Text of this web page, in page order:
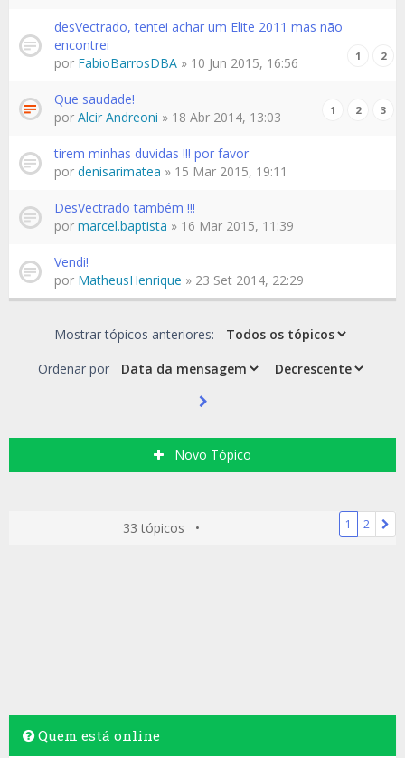
desVectrado, tentei achar um Elite 2011 mas não
encontrei
1 2
por FabioBarrosDBA » 10 Jun 2015, 16:56
Que saudade!
1 2 3
por Alcir Andreoni » 18 Abr 2014, 13:03
tirem minhas duvidas !!! por favor
por denisarimatea » 15 Mar 2015, 19:11
DesVectrado também !!!
por marcel.baptista » 16 Mar 2015, 11:39
Vendi!
por MatheusHenrique » 23 Set 2014, 22:29
Mostrar tópicos anteriores:
Ordenar por
Novo Tópico
33 tópicos • 1 2
Quem está online